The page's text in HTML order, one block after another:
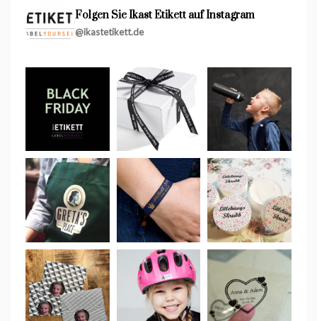
Folgen Sie Ikast Etikett auf Instagram
@ikastetikett.de